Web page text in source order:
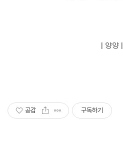
| 양양 |
공감 구독하기